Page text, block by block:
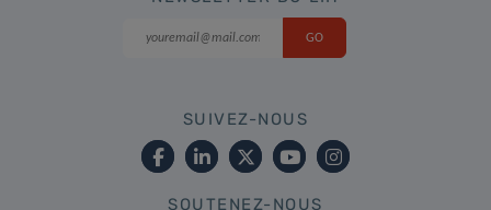
SUIVEZ-NOUS
SOUTENEZ-NOUS